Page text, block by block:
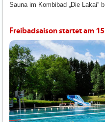
Sauna im Kombibad „Die Lakai“
Freibadsaison startet am